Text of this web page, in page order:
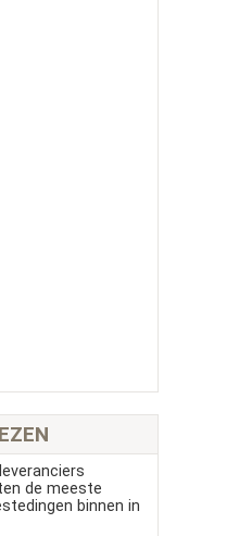
de meeste
binnen in